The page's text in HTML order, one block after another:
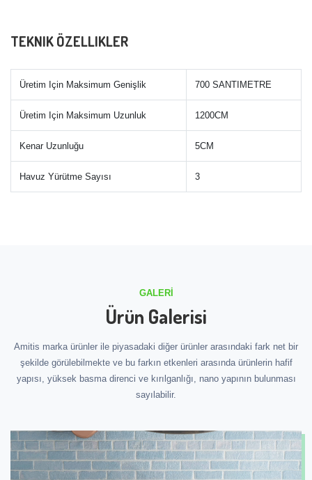
TEKNIK ÖZELLIKLER
Üretim Için Maksimum Genişlik 700 SANTIMETRE
Üretim Için Maksimum Uzunluk 1200CM
Kenar Uzunluğu 5CM
Havuz Yürütme Sayısı 3
GALERI
Ürün Galerisi
Amitis marka ürünler ile piyasadaki diğer ürünler arasındaki fark net bir
şekilde görülebilmekte ve bu farkın etkenleri arasında ürünlerin hafif
yapısı, yüksek basma direnci ve kırılganlığı, nano yapının bulunması
sayılabilir.